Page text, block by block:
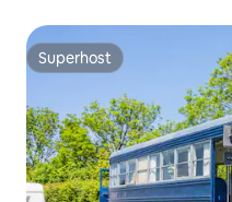
Superhost
Superhost